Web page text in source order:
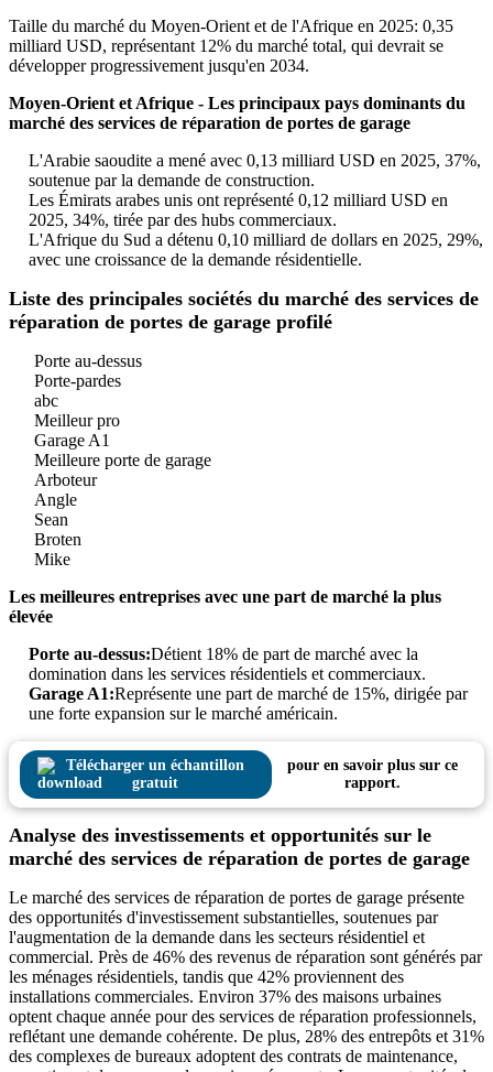
Taille du marché du Moyen-Orient et de l'Afrique en 2025: 0,35
milliard USD, représentant 12% du marché total, qui devrait se
développer progressivement jusqu'en 2034.
Moyen-Orient et Afrique - Les principaux pays dominants du
marché des services de réparation de portes de garage
L'Arabie saoudite a mené avec 0,13 milliard USD en 2025, 37%,
soutenue par la demande de construction.
Les Émirats arabes unis ont représenté 0,12 milliard USD en
2025, 34%, tirée par des hubs commerciaux.
L'Afrique du Sud a détenu 0,10 milliard de dollars en 2025, 29%,
avec une croissance de la demande résidentielle.
Liste des principales sociétés du marché des services de
réparation de portes de garage profilé
Porte au-dessus
Porte-pardes
abc
Meilleur pro
Garage A1
Meilleure porte de garage
Arboteur
Angle
Sean
Broten
Mike
Les meilleures entreprises avec une part de marché la plus
élevée
Porte au-dessus:Détient 18% de part de marché avec la
domination dans les services résidentiels et commerciaux.
Garage A1:Représente une part de marché de 15%, dirigée par
une forte expansion sur le marché américain.
Télécharger un échantillon
gratuit
pour en savoir plus sur ce
rapport.
Analyse des investissements et opportunités sur le
marché des services de réparation de portes de garage
Le marché des services de réparation de portes de garage présente
des opportunités d'investissement substantielles, soutenues par
l'augmentation de la demande dans les secteurs résidentiel et
commercial. Près de 46% des revenus de réparation sont générés par
les ménages résidentiels, tandis que 42% proviennent des
installations commerciales. Environ 37% des maisons urbaines
optent chaque année pour des services de réparation professionnels,
reflétant une demande cohérente. De plus, 28% des entrepôts et 31%
des complexes de bureaux adoptent des contrats de maintenance,